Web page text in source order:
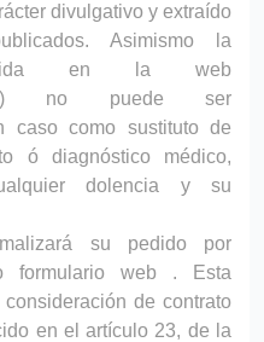
divulgativo y extraído
Asimismo la
en la web
) no puede ser
caso como sustituto de
ó diagnóstico médico,
dolencia y su
su pedido por
formulario web . Esta
de contrato
en el artículo 23, de la